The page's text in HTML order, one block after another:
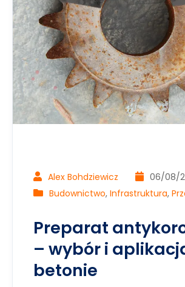
Alex Bohdziewicz
06/08/
Budownictwo, Infrastruktura,
Preparat
– wybór i
betonie